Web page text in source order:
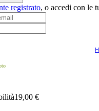
registrato, o accedi con le
19,00 €